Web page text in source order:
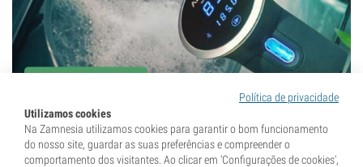
Como descarboxilar canábis com
sous vide
Política de privacidade
Utilizamos cookies
Na Zamnesia utilizamos cookies para garantir o bom funcionamento
do nosso site, guardar as suas preferências e compreender o
comportamento dos visitantes. Ao clicar em 'Configurações de cookies',